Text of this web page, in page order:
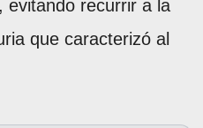
evitando recurrir a la
que caracterizó al